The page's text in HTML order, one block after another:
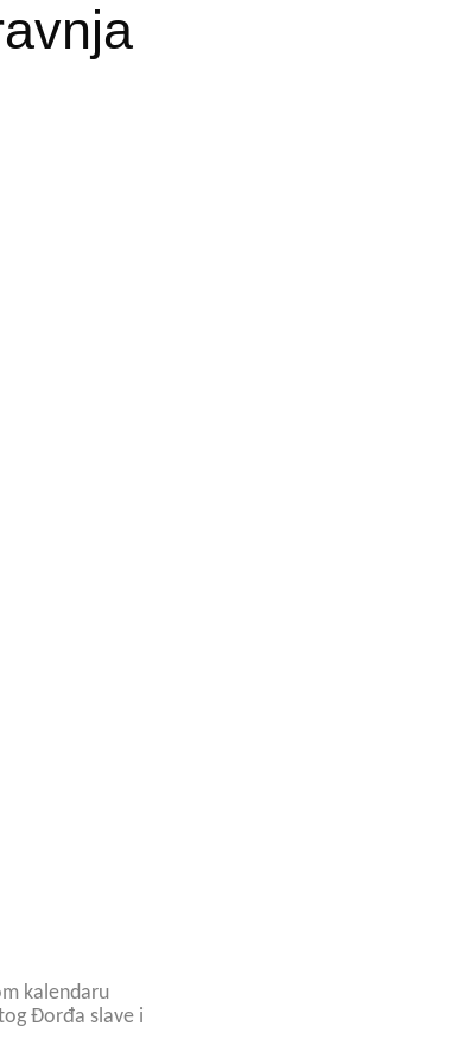
kalendaru
Đorđa slave i